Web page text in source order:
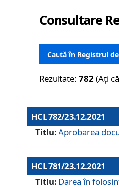
Consultare
Caută în Registrul
Rezultate:782 (Ați
HCL 782/23.12.2021
Titlu: Aprobarea
HCL 781/23.12.2021
Titlu: Darea în